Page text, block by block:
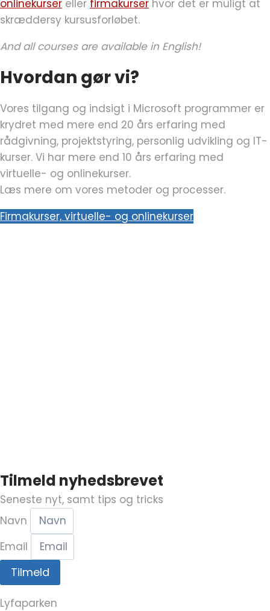
onlinekurser eller firmakurser hvor det er muligt at
skræddersy kursusforløbet.
And all courses are available in English!
Hvordan gør vi?
Vores tilgang og indsigt i Microsoft programmer er
krydret med mere end 20 års erfaring med
rådgivning, projektstyring, personlig udvikling og IT-
kurser. Vi har mere end 10 års erfaring med
virtuelle- og onlinekurser.
Læs mere om vores metoder og processer.
Firmakurser, virtuelle- og onlinekurser
Tilmeld nyhedsbrevet
Seneste nyt, samt tips og tricks
Navn
Email
Tilmeld
Lyfaparken